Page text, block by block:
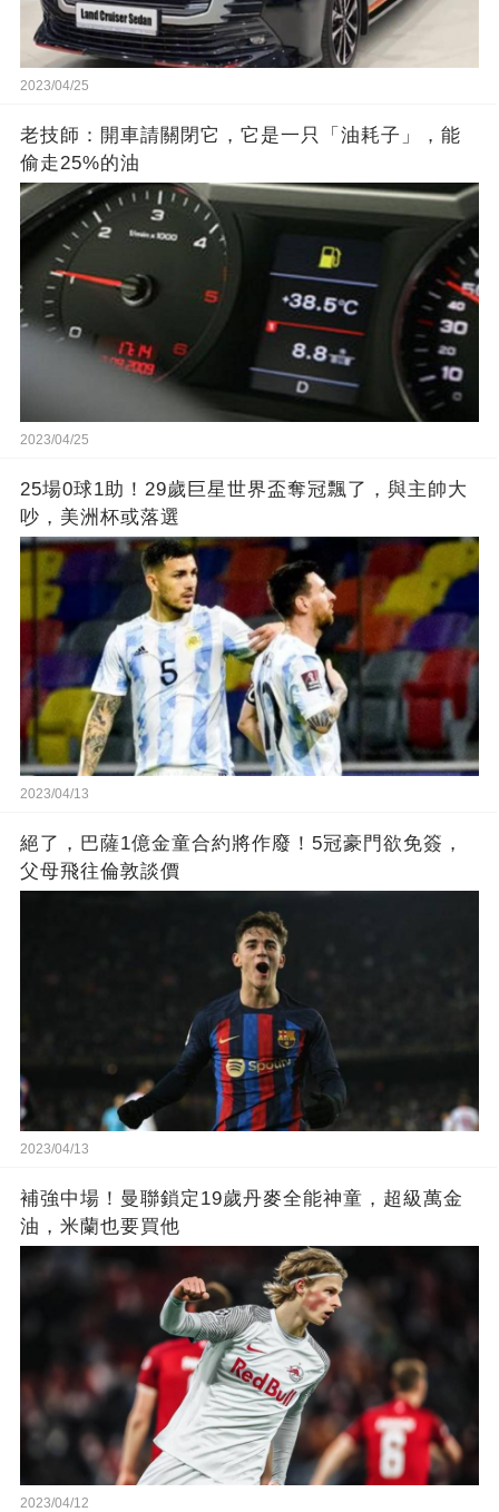
2023/04/25
老技師：開車請關閉它，它是一只「油耗子」，能
偷走25%的油
2023/04/25
25場0球1助！29歲巨星世界盃奪冠飄了，與主帥大
吵，美洲杯或落選
2023/04/13
絕了，巴薩1億金童合約將作廢！5冠豪門欲免簽，
父母飛往倫敦談價
2023/04/13
補強中場！曼聯鎖定19歲丹麥全能神童，超級萬金
油，米蘭也要買他
2023/04/12